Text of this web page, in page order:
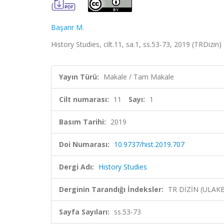
Başarır M.
History Studies, cilt.11, sa.1, ss.53-73, 2019 (TRDizin)
Yayın Türü: Makale / Tam Makale
Cilt numarası: 11 Sayı: 1
Basım Tarihi: 2019
Doi Numarası: 10.9737/hist.2019.707
Dergi Adı: History Studies
Derginin Tarandığı İndeksler: TR DİZİN
Sayfa Sayıları: ss.53-73